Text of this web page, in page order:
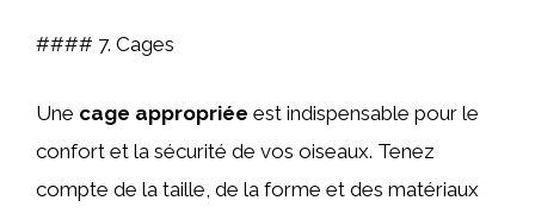
#### 7. Cages
Une cage appropriée est indispensable pour le
confort et la sécurité de vos oiseaux. Tenez
compte de la taille, de la forme et des matériaux